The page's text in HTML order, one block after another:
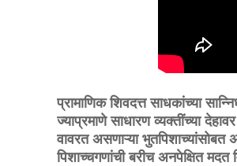
प्रामाणिक शिवदत्त साधकांच्या
ज्याप्रमाणे साधारण व्यक्तींच्या
वावरत असणाऱ्या
पिशाच्चगणांची बरीच अनपेक्षित मदत